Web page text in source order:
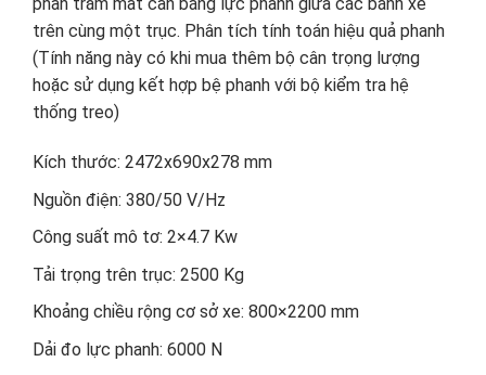
trên cùng một trục. Phân tích tính toán hiệu quả phanh
(Tính năng này có khi mua thêm bộ cân trọng lượng
hoặc sử dụng kết hợp bệ phanh với bộ kiểm tra hệ
thống treo)
Kích thước: 2472x690x278 mm
Nguồn điện: 380/50 V/Hz
Công suất mô tơ: 2×4.7 Kw
Tải trọng trên trục: 2500 Kg
Khoảng chiều rộng cơ sở xe: 800×2200 mm
Dải đo lực phanh: 6000 N